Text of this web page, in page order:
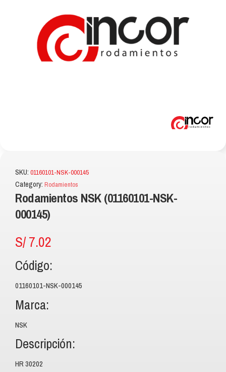
SKU: 01160101-NSK-000145
Category: Rodamientos
Rodamientos NSK (01160101-NSK-
000145)
S/7.02
Código:
01160101-NSK-000145
Marca:
NSK
Descripción:
HR 30202